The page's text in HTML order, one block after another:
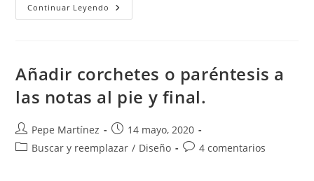
Continuar Leyendo Elegir
Texto
Añadir corchetes o paréntesis a
las notas al pie y final.
Autor
de
Pepe Martínez
Publicación
de
14 mayo, 2020
Categoría
Buscar y reemplazar / Diseño
Comentarios
4 comentarios